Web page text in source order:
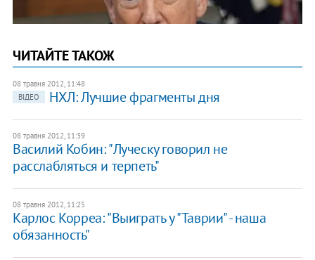
ЧИТАЙТЕ ТАКОЖ
08 травня 2012, 11:48
ВІДЕО
НХЛ: Лучшие фрагменты дня
08 травня 2012, 11:39
Василий Кобин: "Луческу говорил не
расслабляться и терпеть"
08 травня 2012, 11:25
Карлос Корреа: "Выиграть у "Таврии" - наша
обязанность"